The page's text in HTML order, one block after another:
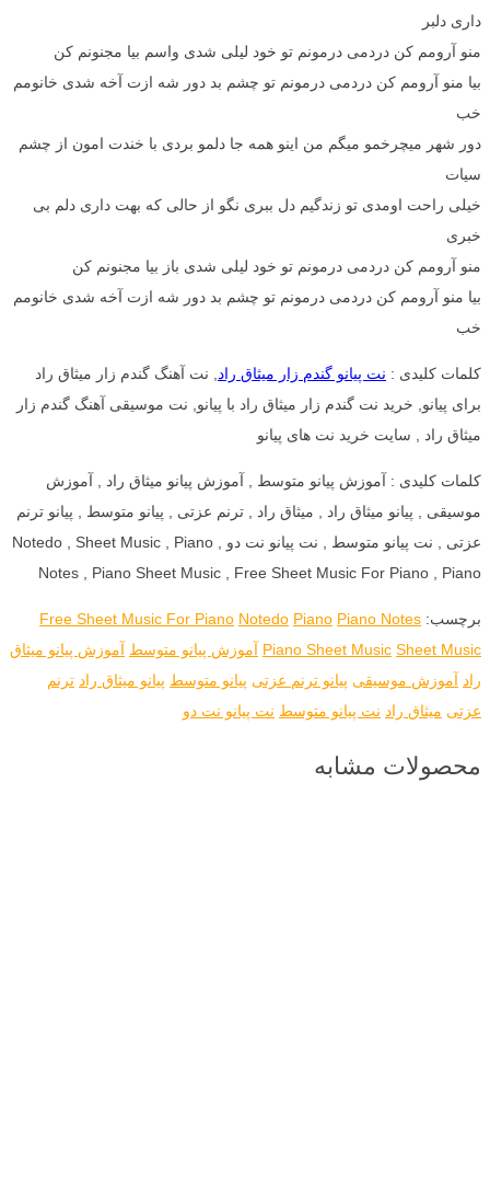
داری دلبر
منو آرومم کن دردمی درمونم تو خود لیلی شدی واسم بیا مجنونم کن
بیا منو آرومم کن دردمی درمونم تو چشم بد دور شه ازت آخه شدی خانومم
خب
دور شهر میچرخمو میگم من اینو همه جا دلمو بردی با خندت امون از چشم
سیات
خیلی راحت اومدی تو زندگیم دل ببری نگو از حالی که بهت داری دلم بی
خبری
منو آرومم کن دردمی درمونم تو خود لیلی شدی باز بیا مجنونم کن
بیا منو آرومم کن دردمی درمونم تو چشم بد دور شه ازت آخه شدی خانومم
خب
کلمات کلیدی : نت پیانو گندم زار میثاق راد
, نت آهنگ گندم زار میثاق راد
برای پیانو, خرید نت گندم زار میثاق راد با پیانو, نت موسیقی آهنگ گندم زار
میثاق راد , سایت خرید نت های پیانو
کلمات کلیدی : آموزش پیانو متوسط , آموزش پیانو میثاق راد , آموزش
موسیقی , پیانو میثاق راد , میثاق راد , ترنم عزتی , پیانو متوسط , پیانو ترنم
عزتی , نت پیانو متوسط , نت پیانو نت دو , Notedo , Sheet Music , Piano
Notes , Piano Sheet Music , Free Sheet Music For Piano , Piano
برچسب: Free Sheet Music For Piano Notedo Piano Piano Notes
Piano Sheet Music Sheet Music آموزش پیانو متوسط آموزش پیانو میثاق
راد آموزش موسیقی پیانو ترنم عزتی پیانو متوسط پیانو میثاق راد ترنم
عزتی میثاق راد نت پیانو متوسط نت پیانو نت دو
محصولات مشابه